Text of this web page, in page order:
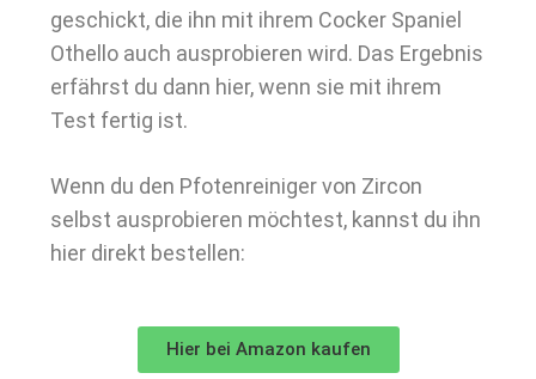
geschickt, die ihn mit ihrem Cocker Spaniel
Othello auch ausprobieren wird. Das Ergebnis
erfährst du dann hier, wenn sie mit ihrem
Test fertig ist.
Wenn du den Pfotenreiniger von Zircon
selbst ausprobieren möchtest, kannst du ihn
hier direkt bestellen:
Hier bei Amazon kaufen